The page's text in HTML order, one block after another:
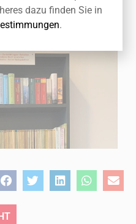
dazu finden Sie in
.